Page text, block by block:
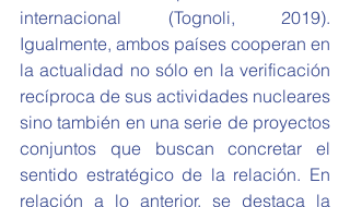
internacional (Tognoli, 2019).
Igualmente, ambos países cooperan en
la actualidad no sólo en la verificación
recíproca de sus actividades nucleares
sino también en una serie de proyectos
conjuntos que buscan concretar el
sentido estratégico de la relación. En
relación a lo anterior, se destaca la